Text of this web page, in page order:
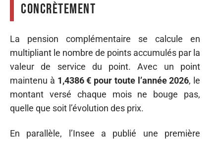
concrètement
La pension complémentaire se calcule en
multipliant le nombre de points accumulés par la
valeur de service du point. Avec un point
maintenu à 1,4386 € pour toute l’année 2026, le
montant versé chaque mois ne bouge pas,
quelle que soit l’évolution des prix.
En parallèle, l’Insee a publié une première